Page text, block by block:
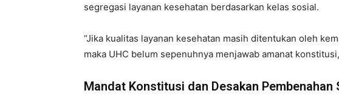
segregasi layanan kesehatan berdasarkan kelas sosial.
“Jika kualitas layanan kesehatan masih ditentukan oleh
maka UHC belum sepenuhnya menjawab amanat
Mandat Konstitusi dan Desakan